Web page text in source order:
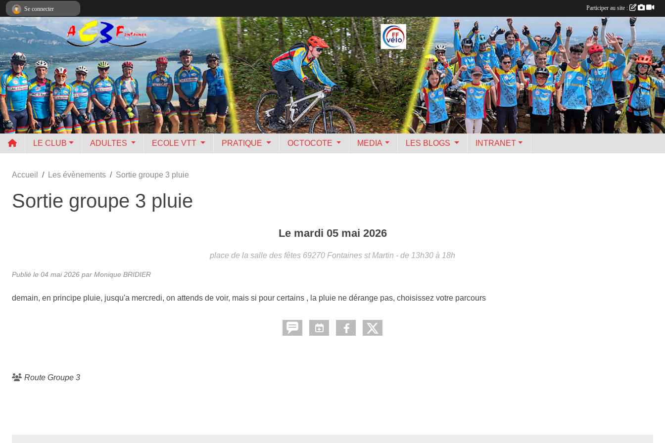
LE CLUB ADULTES ECOLE VTT PRATIQUE OCTOCOTE MEDIA LES BLOGS INTRANET
Accueil Les évènements Sortie groupe 3 pluie
Sortie groupe 3 pluie
Le mardi 05 mai 2026
place de la salle des fêtes 69270 Fontaines st Martin - de 13h30 à 18h
Publié le 04 mai 2026 par Monique BRIDIER
demain, en principe pluie, jusqu'a mercredi, on attends de voir, mais si pour certains , la pluie ne dérange pas, choisissez votre parcours
Route Groupe 3
Se connecter Participer au site :
Panneau de gestion des cookies